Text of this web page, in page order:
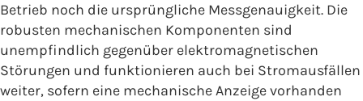
Betrieb noch die ursprüngliche Messgenauigkeit. Die
robusten mechanischen Komponenten sind
unempfindlich gegenüber elektromagnetischen
Störungen und funktionieren auch bei Stromausfällen
weiter, sofern eine mechanische Anzeige vorhanden